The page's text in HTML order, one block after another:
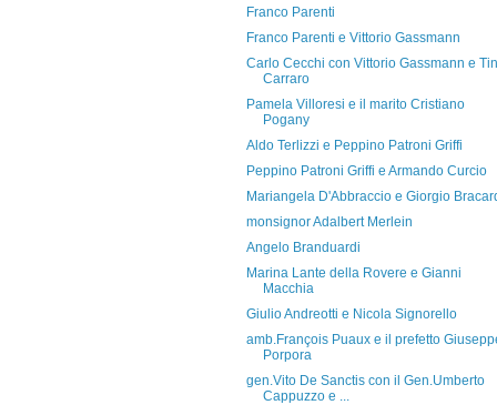
Franco Parenti
Franco Parenti e Vittorio Gassmann
Carlo Cecchi con Vittorio Gassmann e
Carraro
Pamela Villoresi e il marito Cristiano
Pogany
Aldo Terlizzi e Peppino Patroni Griffi
Peppino Patroni Griffi e Armando Curcio
Mariangela D'Abbraccio e Giorgio
monsignor Adalbert Merlein
Angelo Branduardi
Marina Lante della Rovere e Gianni
Macchia
Giulio Andreotti e Nicola Signorello
amb.François Puaux e il prefetto
Porpora
gen.Vito De Sanctis con il Gen.Umberto
Cappuzzo e ...